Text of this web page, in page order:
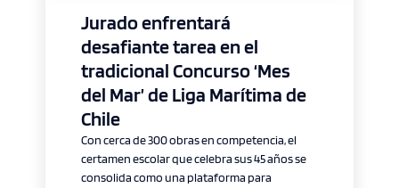
Jurado enfrentará
desafiante tarea en el
tradicional Concurso ‘Mes
del Mar’ de Liga Marítima de
Chile
Con cerca de 300 obras en competencia, el
certamen escolar que celebra sus 45 años se
consolida como una plataforma para